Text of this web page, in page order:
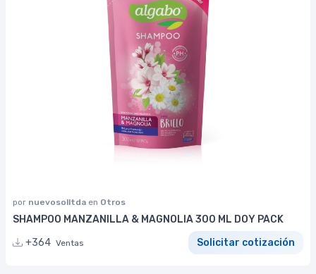
por nuevosolltda en Otros
SHAMPOO MANZANILLA & MAGNOLIA 300 ML DOY PACK
+364 Ventas Solicitar cotización